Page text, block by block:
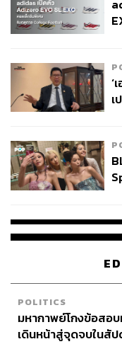
‘
เ
POLITICS
มหากาพย์โกงข้อสอ
เดินหน้าสู่จุดจบในสั